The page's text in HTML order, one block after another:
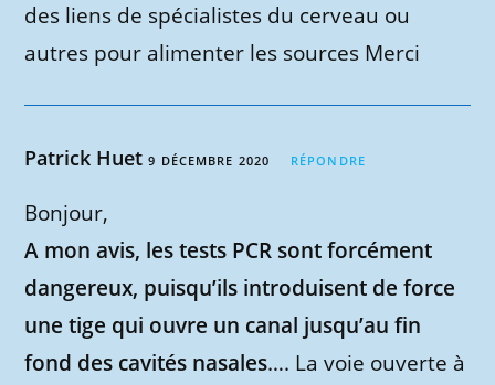
des liens de spécialistes du cerveau ou
autres pour alimenter les sources Merci
Patrick Huet9 DÉCEMBRE 2020 RÉPONDRE
Bonjour,
A mon avis, les tests PCR sont forcément
dangereux, puisqu’ils introduisent de force
une tige qui ouvre un canal jusqu’au fin
fond des cavités nasales…. La voie ouverte à